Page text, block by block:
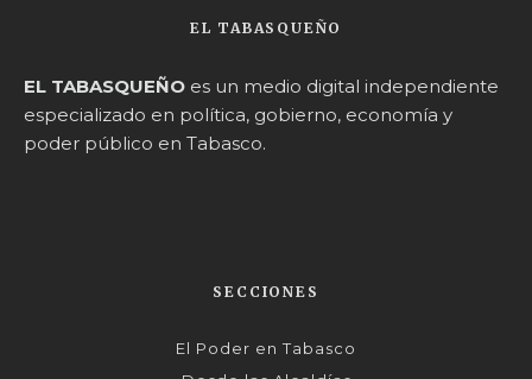
EL TABASQUEÑO
EL TABASQUEÑO es un medio digital independiente
especializado en política, gobierno, economía y
poder público en Tabasco.
SECCIONES
El Poder en Tabasco